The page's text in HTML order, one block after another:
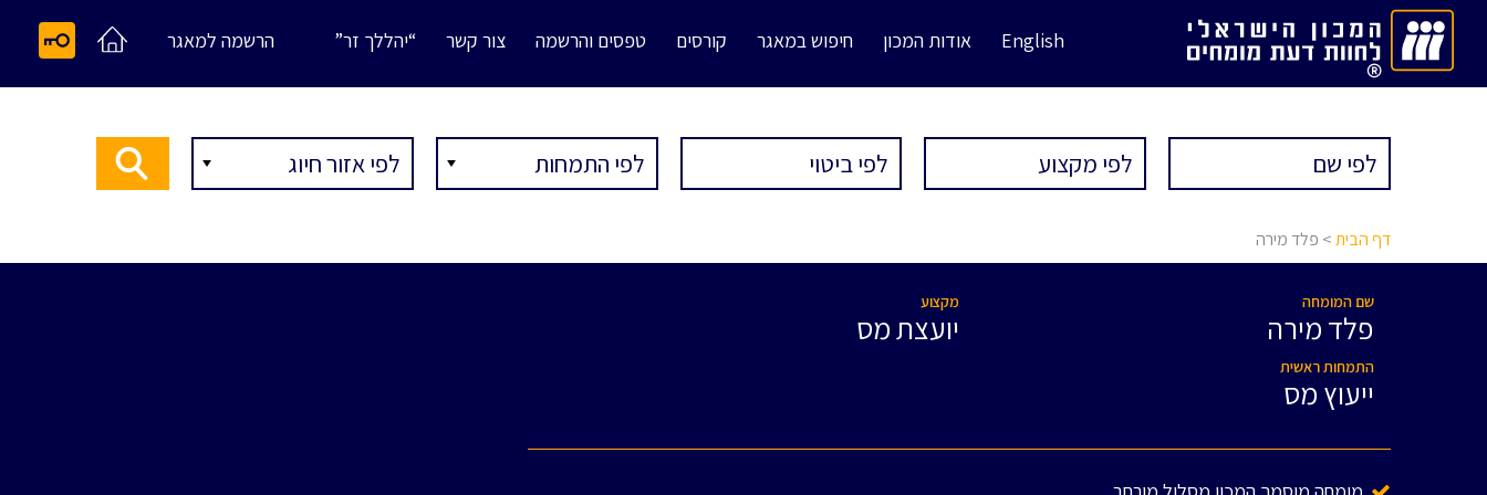
English אודות המכון חיפוש במאגר קורסים טפסים והרשמה צור קשר “יהללך זר” הרשמה למאגר
דף הבית> פלד מירה
שם המומחה
פלד מירה
התמחות ראשית
ייעוץ מס
מקצוע
יועצת מס